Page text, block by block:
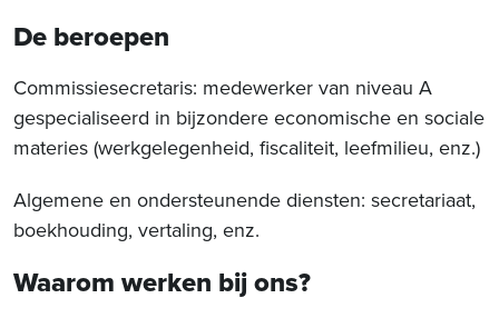
De beroepen
Commissiesecretaris: medewerker van niveau A
gespecialiseerd in bijzondere economische en sociale
materies (werkgelegenheid, fiscaliteit, leefmilieu, enz.)
Algemene en ondersteunende diensten: secretariaat,
boekhouding, vertaling, enz.
Waarom werken bij ons?